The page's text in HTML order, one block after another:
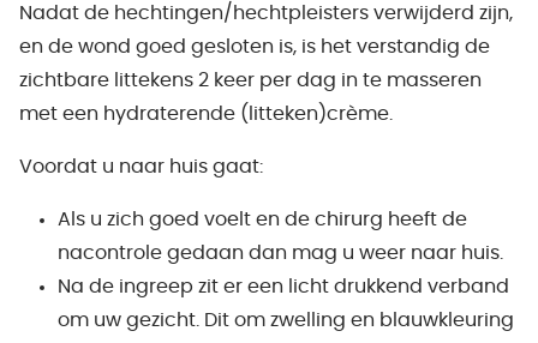
Nadat de hechtingen/hechtpleisters verwijderd zijn,
en de wond goed gesloten is, is het verstandig de
zichtbare littekens 2 keer per dag in te masseren
met een hydraterende (litteken)crème.
Voordat u naar huis gaat:
Als u zich goed voelt en de chirurg heeft de
nacontrole gedaan dan mag u weer naar huis.
Na de ingreep zit er een licht drukkend verband
om uw gezicht. Dit om zwelling en blauwkleuring